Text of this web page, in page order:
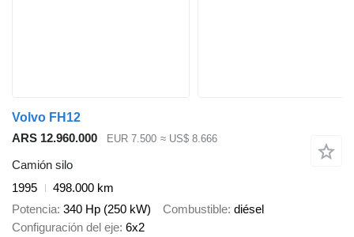
Volvo FH12
ARS 12.960.000
EUR 7.500 ≈ US$ 8.666
Camión silo
1995
498.000 km
Potencia 340 Hp (250 kW) Combustible diésel
Configuración del eje 6x2